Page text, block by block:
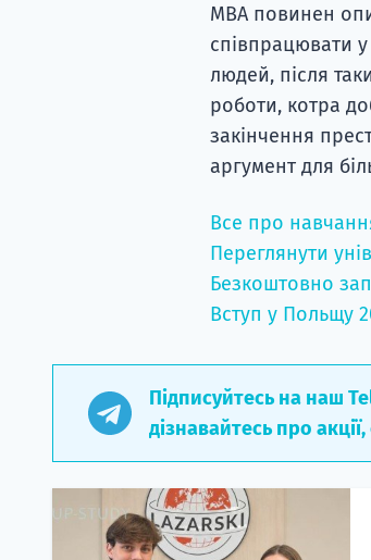
MBA повинен
співпрацювати
людей, після
роботи, котра
закінчення
аргумент для
Все про
Переглянути
Безкоштовно
Вступ у Польщу
Підписуйтесь на наш
дізнавайтесь про